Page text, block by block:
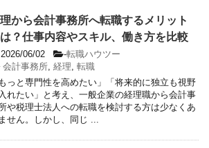
から会計事務所へ転職するメリット
？仕事内容やスキル、働き方を比較
2026/06/02 -転職ハウツー
会計事務所 経理 転職
もっと専門性を高めたい」「将来的に独立も視野
れたい」と考え、一般企業の経理職から会計事
や税理士法人への転職を検討する方は少なくあ
せん。しかし、同じ ...